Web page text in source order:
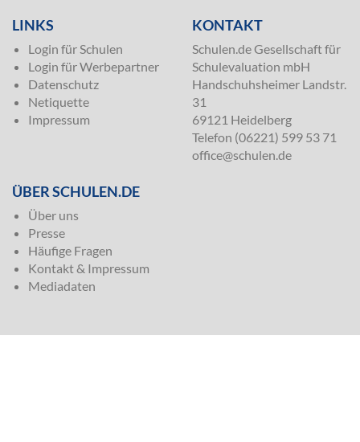
LINKS
Login für Schulen
Login für Werbepartner
Datenschutz
Netiquette
Impressum
KONTAKT
Schulen.de Gesellschaft für
Schulevaluation mbH
Handschuhsheimer Landstr.
31
69121 Heidelberg
Telefon (06221) 599 53 71
office@schulen.de
ÜBER SCHULEN.DE
Über uns
Presse
Häufige Fragen
Kontakt & Impressum
Mediadaten